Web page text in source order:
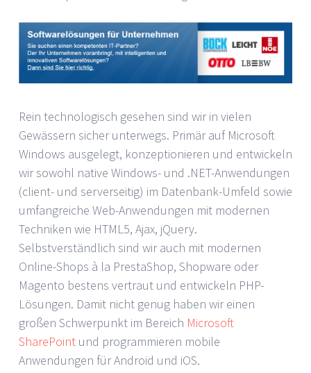
Rein technologisch gesehen sind wir in vielen
Gewässern sicher unterwegs. Primär auf Microsoft
Windows ausgelegt, konzeptionieren und entwickeln
wir sowohl native Windows- und .NET-Anwendungen
(client- und serverseitig) im Datenbank-Umfeld sowie
umfangreiche Web-Anwendungen mit modernen
Techniken wie HTML5, Ajax, jQuery.
Selbstverständlich sind wir auch mit modernen
Online-Shops à la PrestaShop, Shopware oder
Magento bestens vertraut und entwickeln PHP-
Lösungen. Damit nicht genug haben wir einen
großen Schwerpunkt im Bereich Microsoft
SharePoint und programmieren mobile
Anwendungen für Android und iOS.